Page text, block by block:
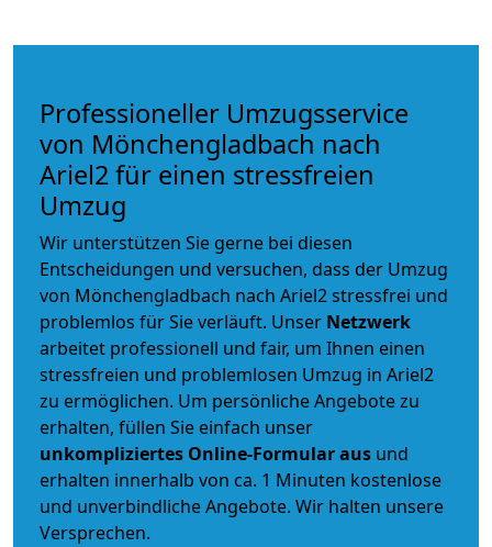
Professioneller Umzugsservice
von Mönchengladbach nach
Ariel2 für einen stressfreien
Umzug
Wir unterstützen Sie gerne bei diesen
Entscheidungen und versuchen, dass der Umzug
von Mönchengladbach nach Ariel2 stressfrei und
problemlos für Sie verläuft. Unser Netzwerk
arbeitet professionell und fair, um Ihnen einen
stressfreien und problemlosen Umzug in Ariel2
zu ermöglichen. Um persönliche Angebote zu
erhalten, füllen Sie einfach unser
unkompliziertes Online-Formular aus und
erhalten innerhalb von ca. 1 Minuten kostenlose
und unverbindliche Angebote. Wir halten unsere
Versprechen.